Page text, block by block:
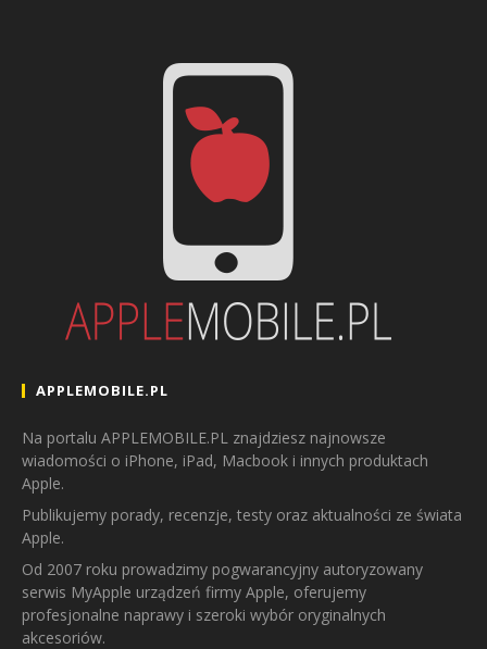
APPLEMOBILE.PL
Na portalu APPLEMOBILE.PL znajdziesz najnowsze
wiadomości o iPhone, iPad, Macbook i innych produktach
Apple.
Publikujemy porady, recenzje, testy oraz aktualności ze świata
Apple.
Od 2007 roku prowadzimy pogwarancyjny autoryzowany
serwis MyApple urządzeń firmy Apple, oferujemy
profesjonalne naprawy i szeroki wybór oryginalnych
akcesoriów.